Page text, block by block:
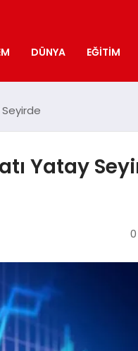
DÜNYA EĞITIM
Yatay